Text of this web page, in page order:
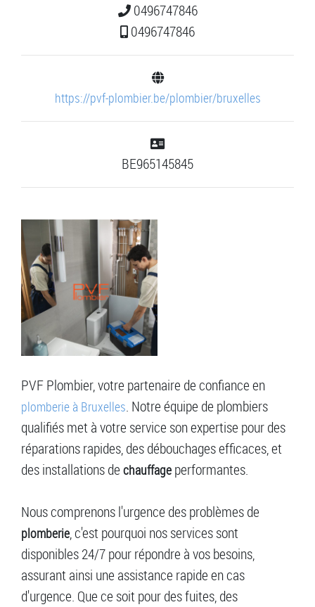
0496747846
0496747846
https://pvf-plombier.be/plombier/bruxelles
BE965145845
PVF Plombier, votre partenaire de confiance en
plomberie à Bruxelles. Notre équipe de plombiers
qualifiés met à votre service son expertise pour des
réparations rapides, des débouchages efficaces, et
des installations de chauffage performantes.
Nous comprenons l'urgence des problèmes de
plomberie, c'est pourquoi nos services sont
disponibles 24/7 pour répondre à vos besoins,
assurant ainsi une assistance rapide en cas
d'urgence. Que ce soit pour des fuites, des